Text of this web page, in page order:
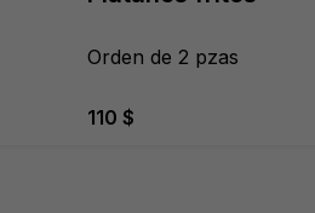
Orden de 2 pzas
110 $